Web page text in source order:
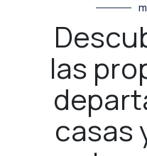
las
casas